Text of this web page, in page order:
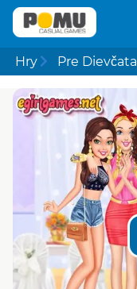
Hry Pre Dievčata